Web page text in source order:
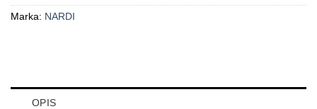
Marka: NARDI
OPIS